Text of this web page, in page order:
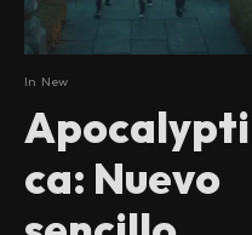
In New
Apocalypti
ca: Nuevo